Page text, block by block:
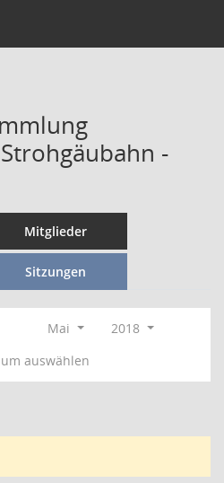
-
Mitglieder
Sitzungen
Mai
2018
auswählen